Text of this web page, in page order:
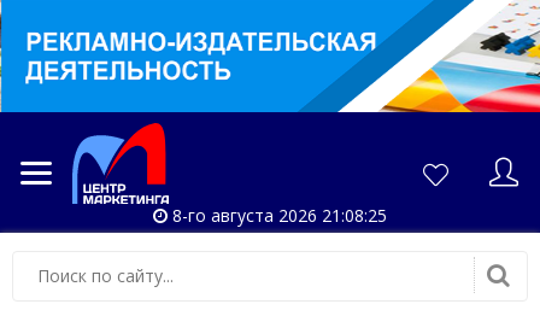
8-го августа 2026 21:08:25